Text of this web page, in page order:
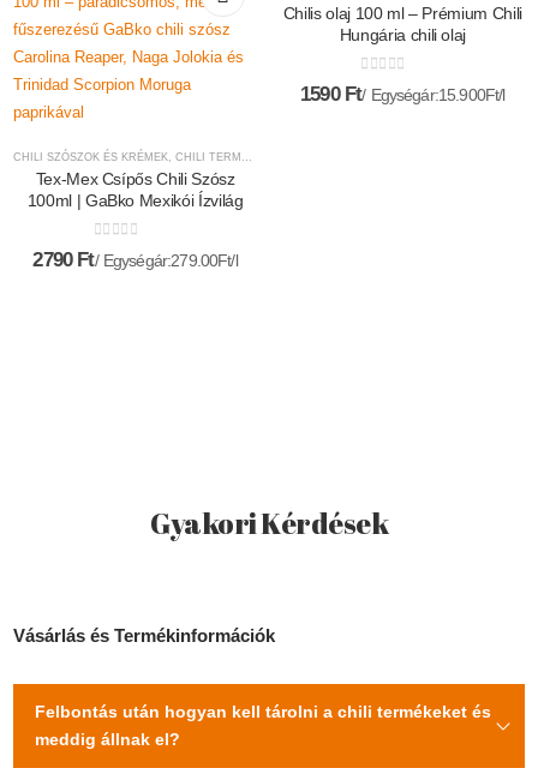
CHILI SZÓSZOK ÉS KRÉMEK,CHILI TERMÉKEK
Tex-Mex Csípős Chili Szósz
100ml | GaBko Mexikói Ízvilág
0 az 5-ből
2790 Ft Egységár:279.00Ft/l
Chilis olaj 100 ml – Prémium Chili
Hungária chili olaj
0 az 5-ből
1590 Ft Egységár:15.900Ft/l
Gyakori Kérdések
Vásárlás és Termékinformációk
Felbontás után hogyan kell tárolni a chili termékeket és
meddig állnak el?